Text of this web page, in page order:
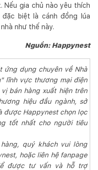
Nếu gia chủ nào yêu thích
biệt là cánh đồng lúa
như thế này.
Nguồn: Happynest
ứng dụng chuyên về Nhà
lĩnh vực thương mại điện
bán hàng xuất hiện trên
hiệu đầu ngành, sở
được Happynest chọn lọc
tốt nhất cho người tiêu
quý khách vui lòng
hoặc liên hệ fanpage
được tư vấn và hỗ trợ